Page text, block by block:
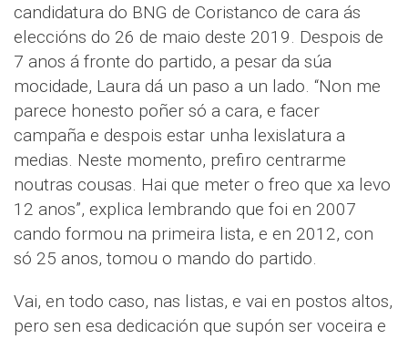
candidatura do BNG de Coristanco de cara ás
eleccións do 26 de maio deste 2019. Despois de
7 anos á fronte do partido, a pesar da súa
mocidade, Laura dá un paso a un lado. “Non me
parece honesto poñer só a cara, e facer
campaña e despois estar unha lexislatura a
medias. Neste momento, prefiro centrarme
noutras cousas. Hai que meter o freo que xa levo
12 anos”, explica lembrando que foi en 2007
cando formou na primeira lista, e en 2012, con
só 25 anos, tomou o mando do partido.
Vai, en todo caso, nas listas, e vai en postos altos,
pero sen esa dedicación que supón ser voceira e